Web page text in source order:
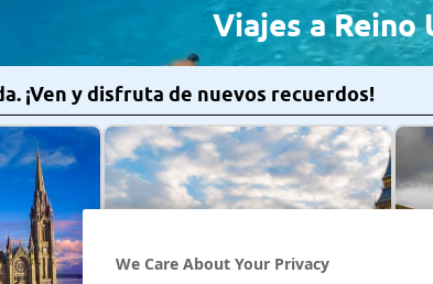
Viajes a
¡Ven y disfruta de nuevos recuerdos!
We Care About Your Privacy